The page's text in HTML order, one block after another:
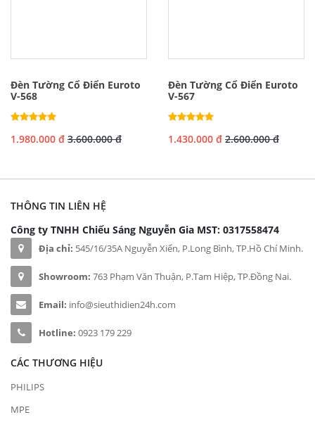
Đèn Tường Cổ Điển Euroto
V-568
1.980.000 đ 3.600.000 đ
Đèn Tường Cổ Điển Euroto
V-567
1.430.000 đ 2.600.000 đ
THÔNG TIN LIÊN HỆ
Công ty TNHH Chiếu Sáng Nguyễn Gia MST: 0317558474
Địa chỉ: 545/16/35A Nguyễn Xiển, P.Long Bình, TP.Hồ Chí Minh.
Showroom: 763 Phạm Văn Thuận, P.Tam Hiệp, TP.Đồng Nai.
Email: info@sieuthidien24h.com
Hotline: 0923 179 229
CÁC THƯƠNG HIỆU
PHILIPS
MPE